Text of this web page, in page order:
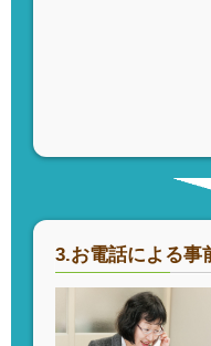
3.お電話による事